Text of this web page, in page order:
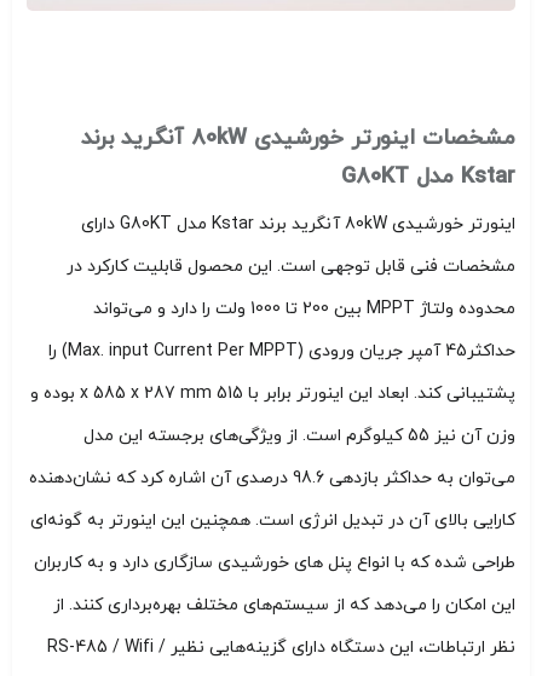
مشخصات اینورتر خورشیدی 80kW آنگرید برند
Kstar مدل G80KT
اینورتر خورشیدی 80kW آنگرید برند Kstar مدل G80KT دارای
مشخصات فنی قابل توجهی است. این محصول قابلیت کارکرد در
محدوده ولتاژ MPPT بین 200 تا 1000 ولت را دارد و می‌تواند
حداکثر45 آمپر جریان ورودی (Max. input Current Per MPPT) را
پشتیبانی کند. ابعاد این اینورتر برابر با 515 x 585 x 287 mm بوده و
وزن آن نیز 55 کیلوگرم است. از ویژگی‌های برجسته این مدل
می‌توان به حداکثر بازدهی 98.6 درصدی آن اشاره کرد که نشان‌دهنده
کارایی بالای آن در تبدیل انرژی است. همچنین این اینورتر به گونه‌ای
طراحی شده که با انواع پنل های خورشیدی سازگاری دارد و به کاربران
این امکان را می‌دهد که از سیستم‌های مختلف بهره‌برداری کنند. از
نظر ارتباطات، این دستگاه دارای گزینه‌هایی نظیر RS-485 / Wifi /